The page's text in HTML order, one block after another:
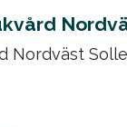
Nordväst